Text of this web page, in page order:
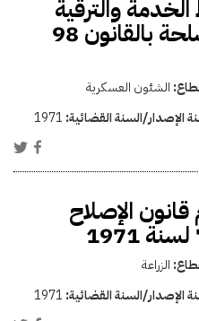
والترقية
لضباط القوات المسلحة بالقانون 98
الشئون العسكرية
الإصدار/السنة القضائية: 1971
الإصلاح
الزراعة
الإصدار/السنة القضائية: 1971